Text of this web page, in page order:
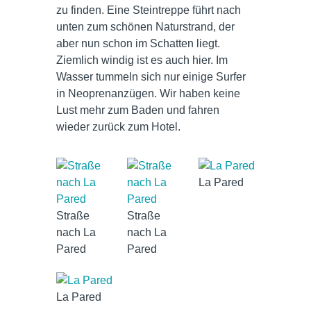
zu finden. Eine Steintreppe führt nach
unten zum schönen Naturstrand, der
aber nun schon im Schatten liegt.
Ziemlich windig ist es auch hier. Im
Wasser tummeln sich nur einige Surfer
in Neoprenanzügen. Wir haben keine
Lust mehr zum Baden und fahren
wieder zurück zum Hotel.
Straße
nach La
Pared
Straße
nach La
Pared
La Pared
La Pared